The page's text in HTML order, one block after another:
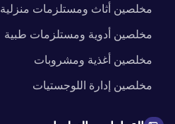
مخلصين أثاث ومستلزمات منزلية
مخلصين أدوية ومستلزمات طبية
مخلصين أغذية ومشروبات
مخلصين إدارة اللوجستيات